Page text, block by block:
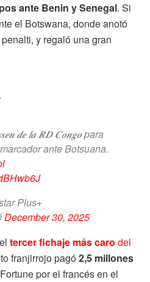
ante Benin y Senegal. Si
el Botswana, donde anotó
y regaló una gran
𝒅𝒆 𝒍𝒂 𝑹𝑫 𝑪𝒐𝒏𝒈𝒐 para
ante Botsuana.
Plus+
December 30, 2025
tercer fichaje más caro del
franjirrojo pagó2,5 millones
por el francés en el